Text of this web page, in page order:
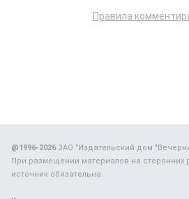
Правила
@1996-2026ЗАО "Издательский дом
При размещении материалов на сторонних
источник обязательна.